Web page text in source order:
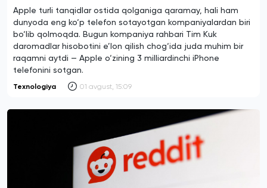
Apple turli tanqidlar ostida qolganiga qaramay, hali ham
dunyoda eng ko‘p telefon sotayotgan kompaniyalardan biri
bo‘lib qolmoqda. Bugun kompaniya rahbari Tim Kuk
daromadlar hisobotini e’lon qilish chog‘ida juda muhim bir
raqamni aytdi — Apple o‘zining 3 milliardinchi iPhone
telefonini sotgan.
Texnologiya 01 avgust, 15:09